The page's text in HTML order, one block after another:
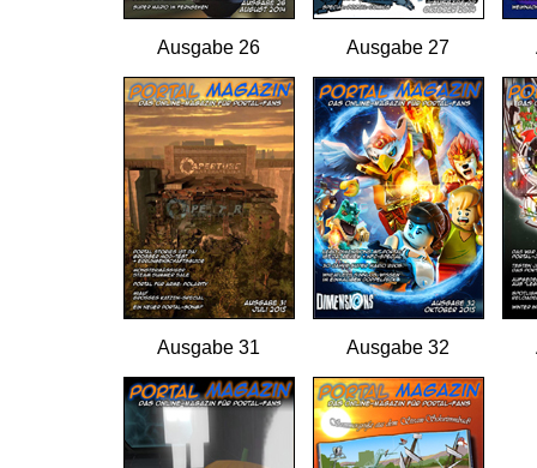
Ausgabe 26 Ausgabe 27
Ausgabe 31 Ausgabe 32